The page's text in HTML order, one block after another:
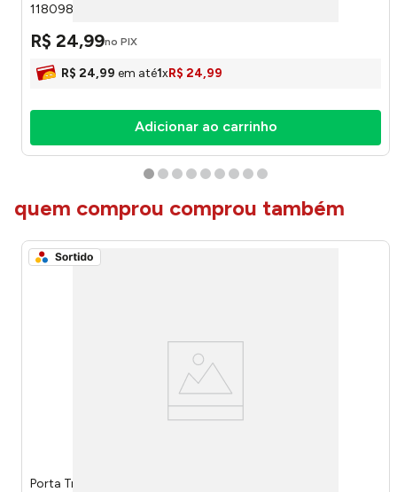
118098249999 - Camesa
R$ 24,99no PIX
R$ 24,99 em até1xR$ 24,99
Adicionar ao carrinho
quem comprou comprou também
Porta Travesseiro Avulso Sting Sortido 70x50cm